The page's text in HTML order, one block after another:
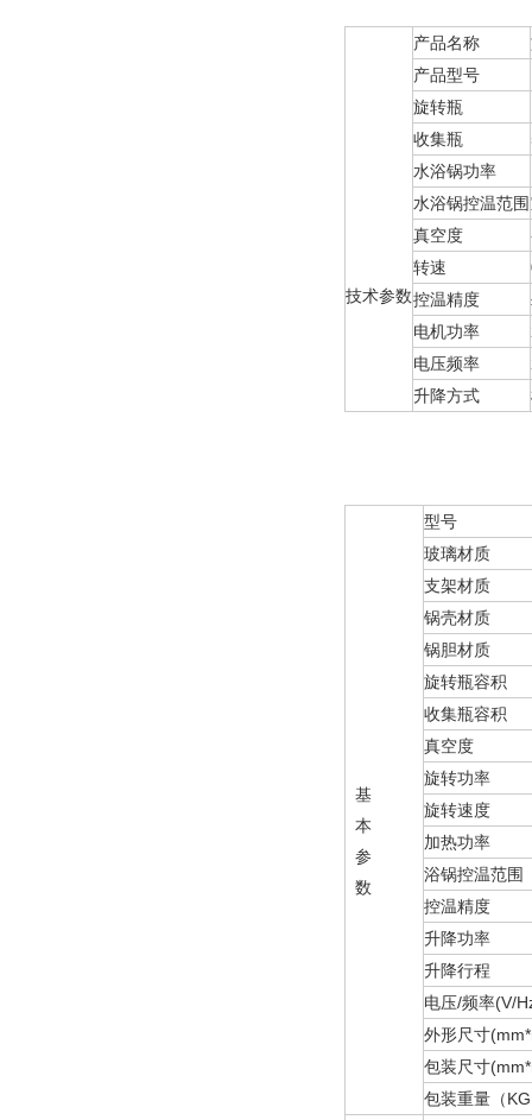
技术参数
产品名称
产品型号
旋转瓶
收集瓶
水浴锅功率
水浴锅控温范围
真空度
转速
控温精度
电机功率
电压频率
升降方式
基
本
参
数
型号
玻璃材质
支架材质
锅壳材质
锅胆材质
旋转瓶容积
收集瓶容积
真空度
旋转功率
旋转速度
加热功率
浴锅控温范围
控温精度
升降功率
升降行程
电压/频率(V/
外形尺寸
包装尺寸
包装重量（